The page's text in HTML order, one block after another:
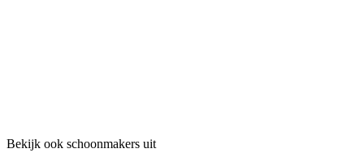
Bekijk ook schoonmakers uit